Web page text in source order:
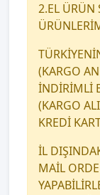
2.EL ÜRÜN
(KARGO
İNDİRİMLİ
(KARGO
KREDİ
İL
MAİL